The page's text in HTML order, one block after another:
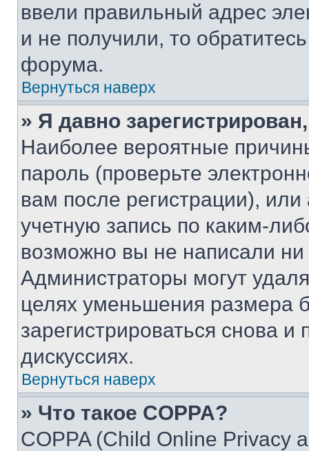
ввели правильный адрес
и не получили, то
форума.
Вернуться наверх
» Я давно
Наиболее вероятные
пароль (проверьте
вам после регистрации),
учетную запись по каким-
возможно вы не написали
Администраторы могут
целях уменьшения размера
зарегистрироваться снова и
дискуссиях.
Вернуться наверх
» Что такое COPPA?
COPPA (Child Online Privacy